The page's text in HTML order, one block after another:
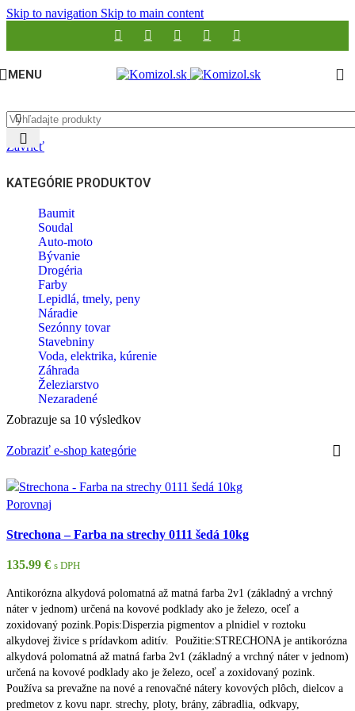
Skip to navigation Skip to main content
MENU
Zavrieť
KATEGÓRIE PRODUKTOV
Baumit
Soudal
Auto-moto
Bývanie
Drogéria
Farby
Lepidlá, tmely, peny
Náradie
Sezónny tovar
Stavebniny
Voda, elektrika, kúrenie
Záhrada
Železiarstvo
Nezaradené
Zobrazuje sa 10 výsledkov
Zobraziť e-shop kategórie
Porovnaj
Strechona – Farba na strechy 0111 šedá 10kg
135.99 € s DPH
Antikorózna alkydová polomatná až matná farba 2v1 (základný a vrchný
náter v jednom) určená na kovové podklady ako je železo, oceľ a
zoxidovaný pozink.Popis:Disperzia pigmentov a plnidiel v roztoku
alkydovej živice s prídavkom aditív. Použitie:STRECHONA je antikorózna
alkydová polomatná až matná farba 2v1 (základný a vrchný náter v jednom)
určená na kovové podklady ako je železo, oceľ a zoxidovaný pozink.
Používa sa prevažne na nové a renovačné nátery kovových plôch, dielcov a
predmetov z kovu napr. strechy, ploty, brány, zábradlia, odkvapy,